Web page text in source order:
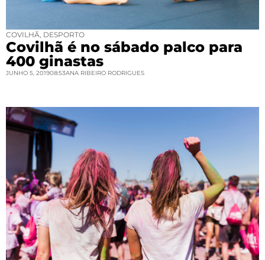
COVILHÃ DESPORTO
Covilhã é no sábado palco para
400 ginastas
JUNHO 5, 201908:53ANA RIBEIRO RODRIGUES